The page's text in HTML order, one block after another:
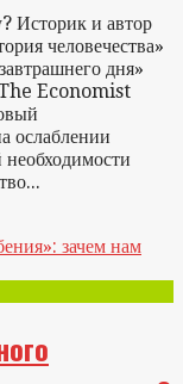
Историк и автор
человечества»
дня»
Economist
ослаблении